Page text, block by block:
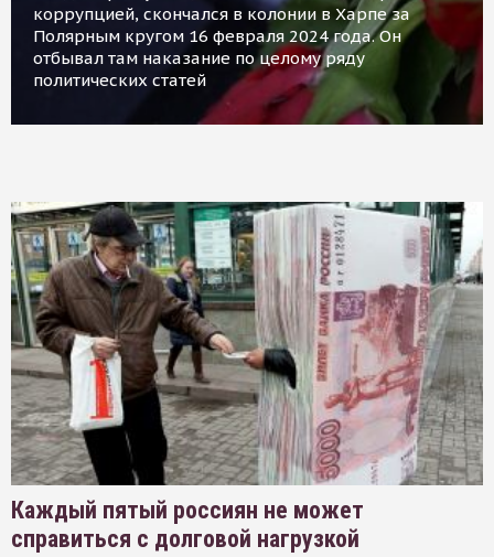
коррупцией, скончался в колонии в Харпе за
Полярным кругом 16 февраля 2024 года. Он
отбывал там наказание по целому ряду
политических статей
Каждый пятый россиян не может
справиться с долговой нагрузкой